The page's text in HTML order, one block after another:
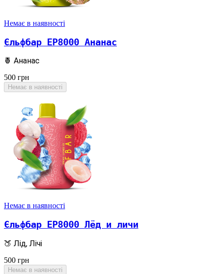
Немає в наявності
Єльфбар EP8000 Ананас
🍍 Ананас
500 грн
Немає в наявності
Немає в наявності
Єльфбар EP8000 Лёд и личи
🍑 Лід, Лічі
500 грн
Немає в наявності